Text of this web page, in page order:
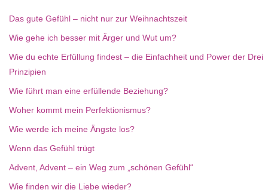
Das gute Gefühl – nicht nur zur Weihnachtszeit
Wie gehe ich besser mit Ärger und Wut um?
Wie du echte Erfüllung findest – die Einfachheit und Power der Drei
Prinzipien
Wie führt man eine erfüllende Beziehung?
Woher kommt mein Perfektionismus?
Wie werde ich meine Ängste los?
Wenn das Gefühl trügt
Advent, Advent – ein Weg zum „schönen Gefühl“
Wie finden wir die Liebe wieder?